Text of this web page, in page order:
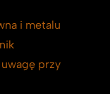
i metalu
przy